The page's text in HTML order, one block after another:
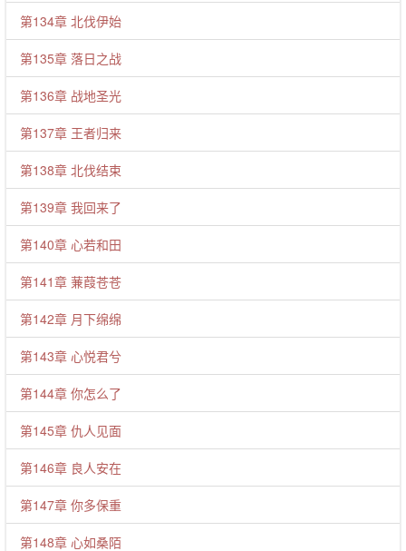
第134章 北伐伊始
第135章 落日之战
第136章 战地圣光
第137章 王者归来
第138章 北伐结束
第139章 我回来了
第140章 心若和田
第141章 蒹葭苍苍
第142章 月下绵绵
第143章 心悦君兮
第144章 你怎么了
第145章 仇人见面
第146章 良人安在
第147章 你多保重
第148章 心如桑陌